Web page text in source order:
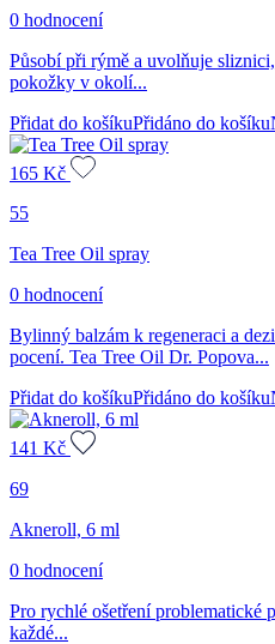
0 hodnocení
Působí při rýmě a uvolňuje
pokožky v okolí...
Přidat do košíkuPřidáno do košíku
165 Kč
55
Tea Tree Oil spray
0 hodnocení
Bylinný balzám k regeneraci a
pocení. Tea Tree Oil Dr. Popova...
Přidat do košíkuPřidáno do košíku
141 Kč
69
Akneroll, 6 ml
0 hodnocení
Pro rychlé ošetření problematické
každé...